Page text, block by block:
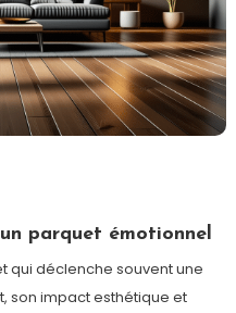
parquet émotionnel
qui déclenche souvent une
son impact esthétique et